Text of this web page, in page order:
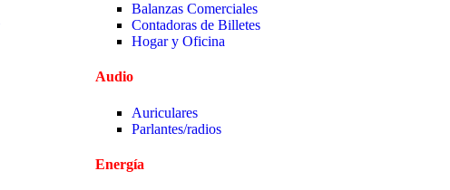
Balanzas Comerciales
Contadoras de Billetes
Hogar y Oficina
Audio
Auriculares
Parlantes/radios
Energía